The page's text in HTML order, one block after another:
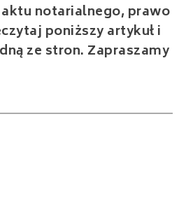
notarialnego, prawo
poniższy artykuł i
ze stron. Zapraszamy